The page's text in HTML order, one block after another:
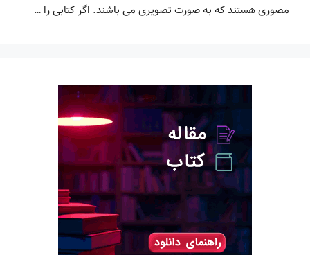
مصوری هستند که به صورت تصویری می باشند. اگر کتابی را …